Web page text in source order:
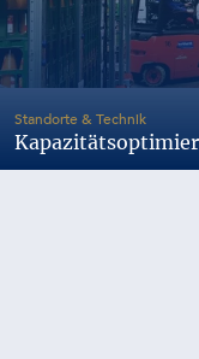
Standorte & Technik-